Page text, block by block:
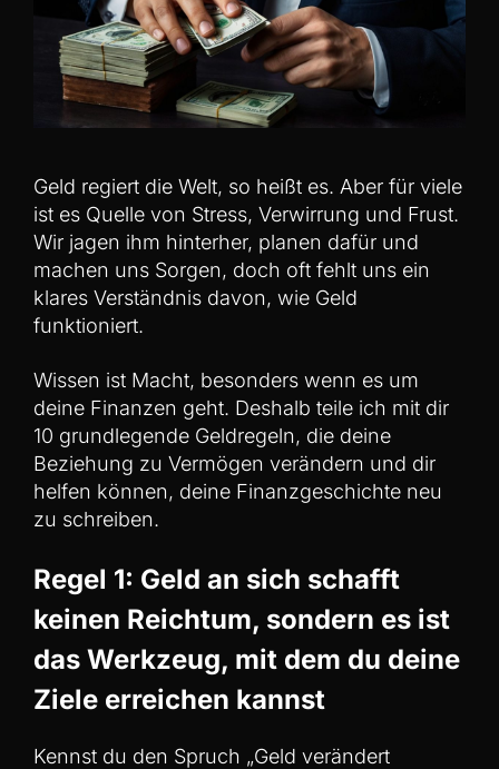
Geld regiert die Welt, so heißt es. Aber für viele
ist es Quelle von Stress, Verwirrung und Frust.
Wir jagen ihm hinterher, planen dafür und
machen uns Sorgen, doch oft fehlt uns ein
klares Verständnis davon, wie Geld
funktioniert.
Wissen ist Macht, besonders wenn es um
deine Finanzen geht. Deshalb teile ich mit dir
10 grundlegende Geldregeln, die deine
Beziehung zu Vermögen verändern und dir
helfen können, deine Finanzgeschichte neu
zu schreiben.
Regel 1: Geld an sich schafft
keinen Reichtum, sondern es ist
das Werkzeug, mit dem du deine
Ziele erreichen kannst
Kennst du den Spruch „Geld verändert